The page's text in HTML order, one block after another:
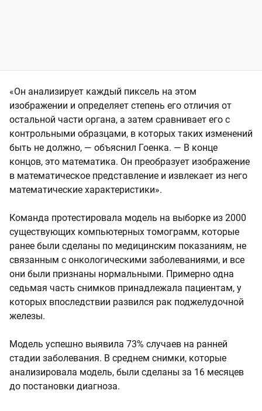
«Он анализирует каждый пиксель на этом
изображении и определяет степень его отличия от
остальной части органа, а затем сравнивает его с
контрольными образцами, в которых таких изменений
быть не должно, — объяснил Гоенка. — В конце
концов, это математика. Он преобразует изображение
в математическое представление и извлекает из него
математические характеристики».
Команда протестировала модель на выборке из 2000
существующих компьютерных томограмм, которые
ранее были сделаны по медицинским показаниям, не
связанным с онкологическими заболеваниями, и все
они были признаны нормальными. Примерно одна
седьмая часть снимков принадлежала пациентам, у
которых впоследствии развился рак поджелудочной
железы.
Модель успешно выявила 73% случаев на ранней
стадии заболевания. В среднем снимки, которые
анализировала модель, были сделаны за 16 месяцев
до постановки диагноза.